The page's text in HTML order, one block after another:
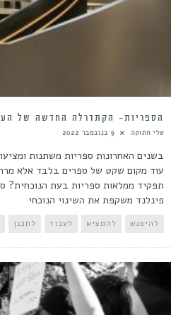
הספריות- הקתדרלה החדשה של
טלי חתוקה 9 בנובמבר 2022
בשנים האחרונות ספריות משתנות
עוד מקום שקט של ספרים בלבד אלא
פינלנד משקפת את השינוי הנוכחי
להיפגש להמציא לעבוד לתכנן